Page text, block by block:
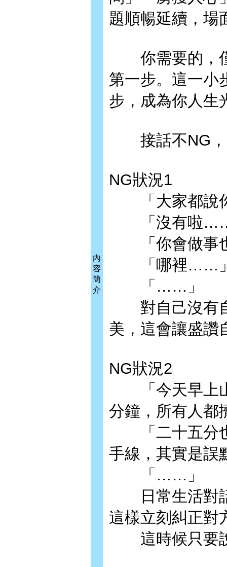
內
容
簡
介
題順暢延續，場
你需要的，僅
第一步。這一小
步，成為你人生
接話不NG，
NG狀況1
「大家都說
「沒有啦
「你會做事也
「哪裡……
「……」
對自己沒有自
美，這會讓盛讚
NG狀況2
「今天早上山
分鐘，所有人都
「二十五分也
手線，其實是誤
「……」
日常生活對話
這樣立刻糾正對
這時候只要說